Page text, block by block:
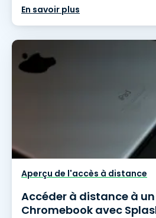
En savoir plus
Aperçu de l'accès à distance
Accéder à distance à
Chromebook avec